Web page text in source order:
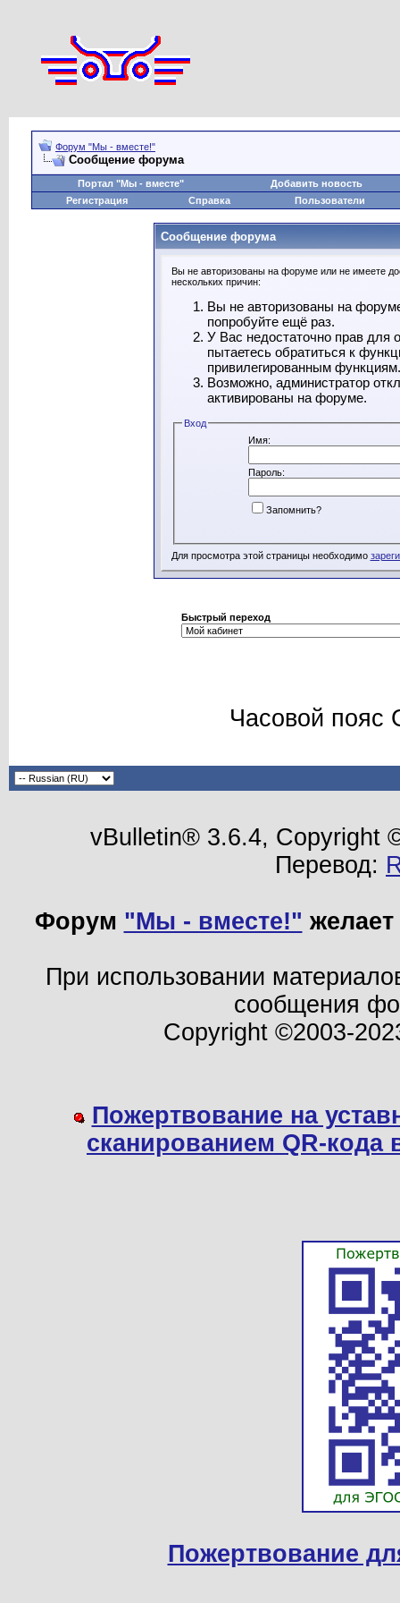
Форум "Мы - вместе!"
Сообщение форума
Портал "Мы - вместе"
Добавить новость
Регистрация
Справка Пользователи
Сообщение форума
Вы не авторизованы на форуме или не имеете
нескольких причин:
Вы не авторизованы на
попробуйте ещё раз.
У Вас недостаточно прав для
пытаетесь обратиться к
привилегированным функциям.
Возможно, администратор
активированы на форуме.
Вход
Имя:
Пароль:
Запомнить?
Для просмотра этой страницы необходимо
Быстрый переход
Часовой пояс
vBulletin® 3.6.4, Copyright
Перевод:
Форум "Мы - вместе!"
При использовании
сообщения
Copyright ©2003-
Пожертвование на
сканированием QR-
Пожертвование